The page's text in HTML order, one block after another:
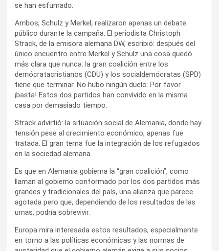
se han esfumado.
Ambos, Schulz y Merkel, realizaron apenas un debate
público durante la campaña. El periodista Christoph
Strack, de la emisora alemana DW, escribió: después del
único encuentro entre Merkel y Schulz una cosa quedó
más clara que nunca: la gran coalición entre los
demócratacristianos (CDU) y los socialdemócratas (SPD)
tiene que terminar. No hubo ningún duelo. Por favor
¡basta! Estos dos partidos han convivido en la misma
casa por demasiado tiempo.
Strack advirtió: la situación social de Alemania, donde hay
tensión pese al crecimiento económico, apenas fue
tratada. El gran tema fue la integración de los refugiados
en la sociedad alemana.
Es que en Alemania gobierna la “gran coalición”, como
llaman al gobierno conformado por los dos partidos más
grandes y tradicionales del país, una alianza que parece
agotada pero que, dependiendo de los resultados de las
urnas, podría sobrevivir.
Europa mira interesada estos resultados, especialmente
en torno a las políticas económicas y las normas de